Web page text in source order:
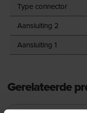
Type connector
Aansluiting 2
Aansluiting 1
Gerelateerde